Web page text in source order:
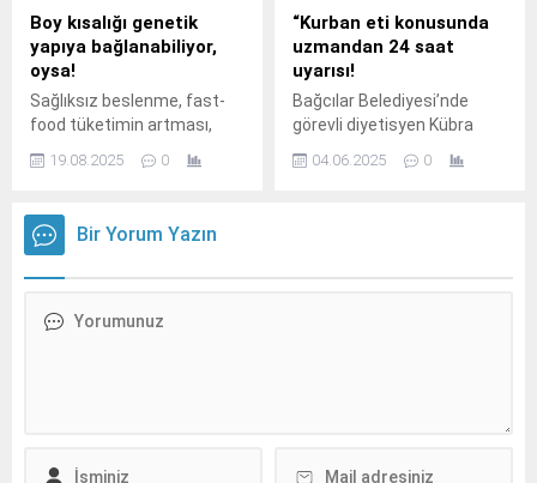
Boy kısalığı genetik
yapıya bağlanabiliyor,
oysa!
Sağlıksız beslenme, fast-
food tüketimin artması,
fazla kilo, uzun ekran süresi
ve hareketsizlik derken
bozulması tiroit
hastalıklarının çocuklarda
19.08.2025 0
“Kurban eti konusunda
uzmandan 24 saat
uyarısı!
Bağcılar Belediyesi’nde
görevli diyetisyen Kübra
Kaynar, vatandaşlara
sağlıklı et tüketimi
04.06.2025 0
Bir Yorum Yazın